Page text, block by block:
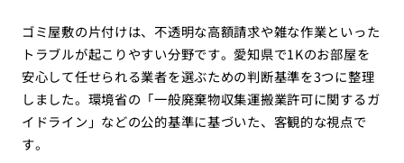
ゴミ屋敷の片付けは、不透明な高額請求や雑な作業といった
トラブルが起こりやすい分野です。愛知県で1Kのお部屋を
安心して任せられる業者を選ぶための判断基準を3つに整理
しました。環境省の「一般廃棄物収集運搬業許可に関するガ
イドライン」などの公的基準に基づいた、客観的な視点で
す。